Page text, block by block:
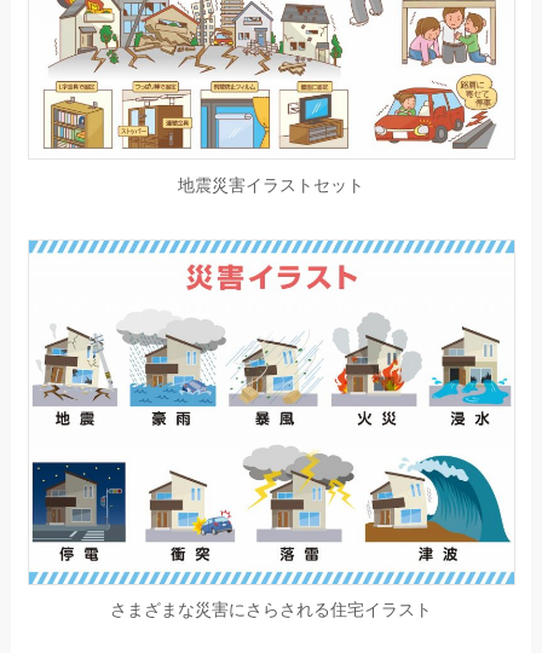
地震災害イラストセット
さまざまな災害にさらされる住宅イラスト